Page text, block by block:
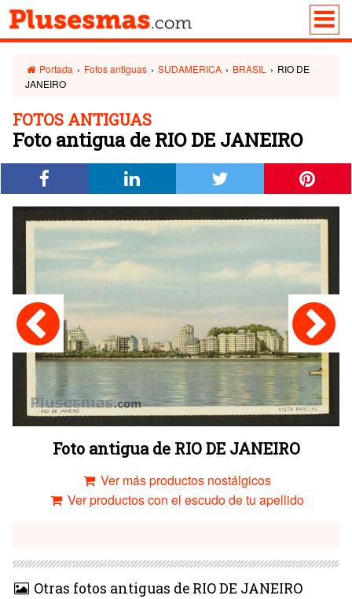
Portada › Fotos antiguas › SUDAMERICA › BRASIL › RIO DE
JANEIRO
FOTOS ANTIGUAS
Foto antigua de RIO DE JANEIRO
Foto antigua de RIO DE JANEIRO
Ver más productos nostálgicos
Ver productos con el escudo de tu apellido
Otras fotos antiguas de RIO DE JANEIRO